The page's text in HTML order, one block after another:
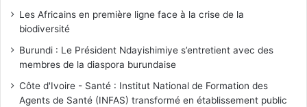
Les Africains en première ligne face à la crise de la
biodiversité
Burundi : Le Président Ndayishimiye s’entretient avec des
membres de la diaspora burundaise
Côte d'Ivoire - Santé : Institut National de Formation des
Agents de Santé (INFAS) transformé en établissement public